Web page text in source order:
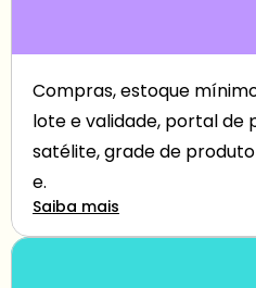
Compras, estoque
lote e validade, portal de
satélite, grade de
e.
Saiba mais